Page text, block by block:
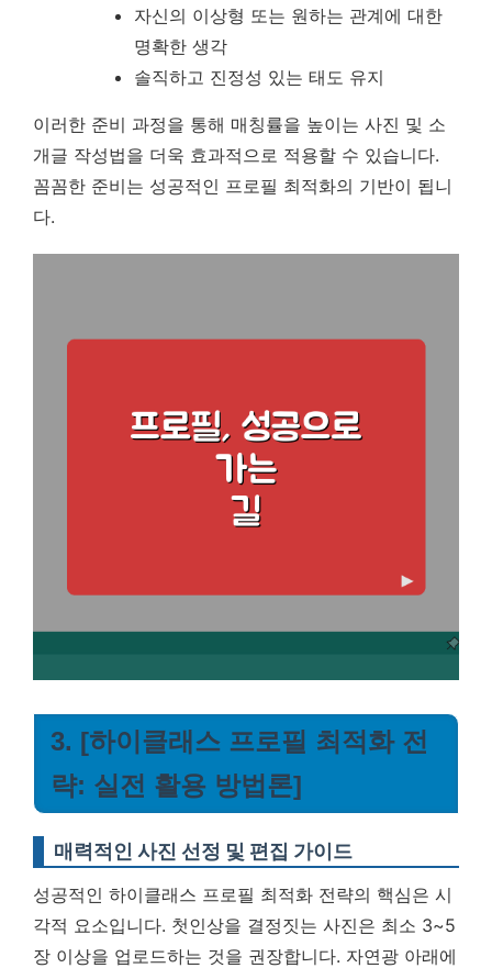
자신의 이상형 또는 원하는 관계에 대한
명확한 생각
솔직하고 진정성 있는 태도 유지
이러한 준비 과정을 통해 매칭률을 높이는 사진 및 소
개글 작성법을 더욱 효과적으로 적용할 수 있습니다.
꼼꼼한 준비는 성공적인 프로필 최적화의 기반이 됩니
다.
3. [하이클래스 프로필 최적화 전
략: 실전 활용 방법론]
매력적인 사진 선정 및 편집 가이드
성공적인 하이클래스 프로필 최적화 전략의 핵심은 시
각적 요소입니다. 첫인상을 결정짓는 사진은 최소 3~5
장 이상을 업로드하는 것을 권장합니다. 자연광 아래에